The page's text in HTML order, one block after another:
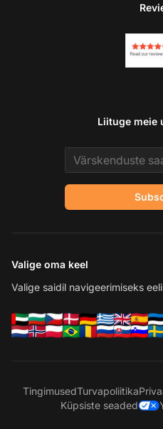
Liituge meie
Email address
Valige oma keel
Valige saidil navigeerimiseks
TingimusedTurvapoliitika
Küpsiste seaded